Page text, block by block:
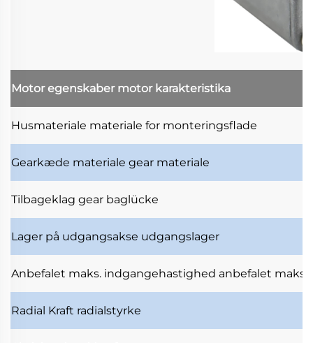
Motor egenskaber motor karakteristika
Husmateriale materiale for monteringsflade
Gearkæde materiale gear materiale
Tilbageklag gear baglücke
Lager på udgangsakse udgangslager
Anbefalet maks. indgangehastighed anbefalet
Radial Kraft radialstyrke